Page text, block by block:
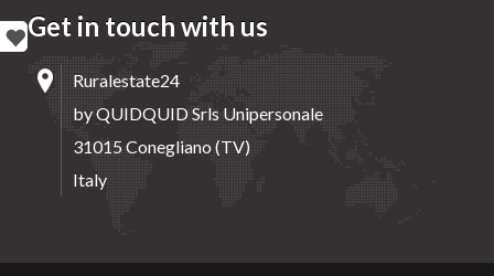
Get in touch with us
Ruralestate24
by QUIDQUID Srls Unipersonale
31015 Conegliano (TV)
Italy